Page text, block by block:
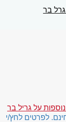
גרל בר
על גריל בר
לפרטים לחץ/י